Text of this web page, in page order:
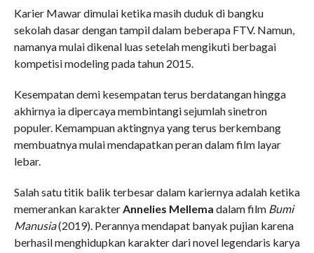
Karier Mawar dimulai ketika masih duduk di bangku
sekolah dasar dengan tampil dalam beberapa FTV. Namun,
namanya mulai dikenal luas setelah mengikuti berbagai
kompetisi modeling pada tahun 2015.
Kesempatan demi kesempatan terus berdatangan hingga
akhirnya ia dipercaya membintangi sejumlah sinetron
populer. Kemampuan aktingnya yang terus berkembang
membuatnya mulai mendapatkan peran dalam film layar
lebar.
Salah satu titik balik terbesar dalam kariernya adalah ketika
memerankan karakterAnnelies Mellema dalam film Bumi
Manusia(2019). Perannya mendapat banyak pujian karena
berhasil menghidupkan karakter dari novel legendaris karya